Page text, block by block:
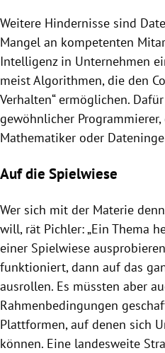
Weitere Hindernisse sind
Mangel an kompetenten
Intelligenzin Unternehmen
meist Algorithmen, die den
Verhalten“ ermöglichen.
gewöhnlicher
Mathematiker oder
Auf die Spielwiese
Wer sich mit der Materie
will, rät Pichler: „Ein Thema
einer Spielwiese
funktioniert, dann auf das
ausrollen. Es müssten aber
Rahmenbedingungen
Plattformen, auf denen sich
können. Eine landesweite